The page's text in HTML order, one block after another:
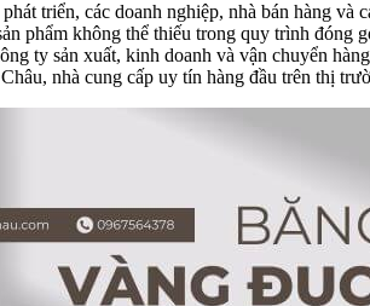
triển, các doanh nghiệp, nhà bán hàng
phẩm không thể thiếu trong quy trình đóng
ty sản xuất, kinh doanh và vận chuyển
nhà cung cấp uy tín hàng đầu trên thị